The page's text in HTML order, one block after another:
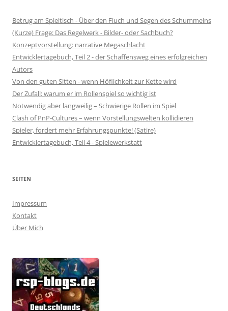
Betrug am Spieltisch - Über den Fluch und Segen des Schummelns
(Kurze) Frage: Das Regelwerk - Bilder- oder Sachbuch?
Konzeptvorstellung: narrative Megaschlacht
Entwicklertagebuch, Teil 2 - der Schaffensweg eines erfolgreichen
Autors
Von den guten Sitten - wenn Höflichkeit zur Kette wird
Der Zufall: warum er im Rollenspiel so wichtig ist
Notwendig aber langweilig – Schwierige Rollen im Spiel
Clash of PnP-Cultures – wenn Vorstellungswelten kollidieren
Spieler, fordert mehr Erfahrungspunkte! (Satire)
Entwicklertagebuch, Teil 4 - Spielewerkstatt
SEITEN
Impressum
Kontakt
Über Mich